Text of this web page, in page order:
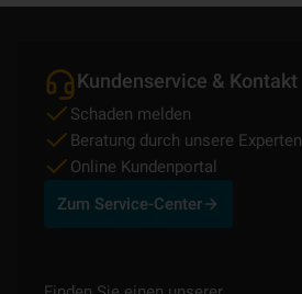
Kundenservice & Kontakt
Schaden melden
Beratung durch unsere Experten
Online Kundenportal
Zum Service-Center